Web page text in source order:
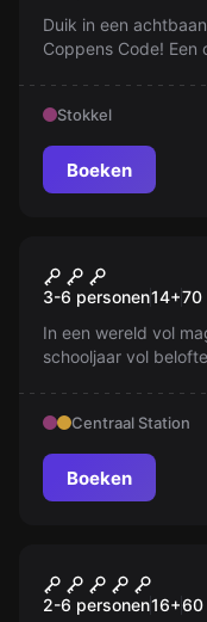
Duik in een
Coppens Code!
bovenhand nemen?
Stokkel
Boeken
The
3-6 personen14+70
In een wereld vol
schooljaar vol
Centraal Station
Boeken
Brick World
2-6 personen16+60